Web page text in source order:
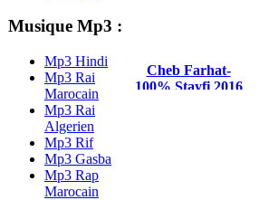
Musique Mp3 :
Mp3 Hindi
Mp3 Rai
Marocain
Mp3 Rai
Algerien
Mp3 Rif
Mp3 Gasba
Mp3 Rap
Marocain
Cheb Farhat-
100% Stayfi 2016